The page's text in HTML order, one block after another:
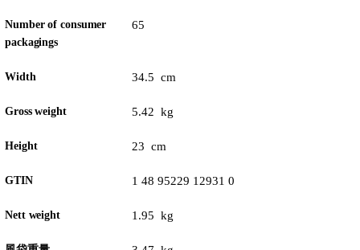
Number of consumer
packagings
65
Width 34.5 cm
Gross weight 5.42 kg
Height 23 cm
GTIN 1 48 95229 12931 0
Nett weight 1.95 kg